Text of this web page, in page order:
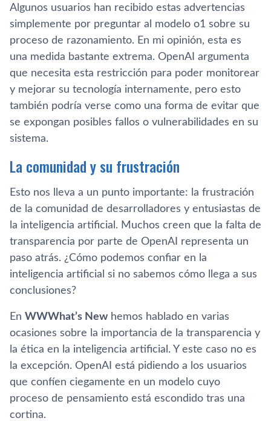
Algunos usuarios han recibido estas advertencias
simplemente por preguntar al modelo o1 sobre su
proceso de razonamiento. En mi opinión, esta es
una medida bastante extrema. OpenAI argumenta
que necesita esta restricción para poder monitorear
y mejorar su tecnología internamente, pero esto
también podría verse como una forma de evitar que
se expongan posibles fallos o vulnerabilidades en su
sistema.
La comunidad y su frustración
Esto nos lleva a un punto importante: la frustración
de la comunidad de desarrolladores y entusiastas de
la inteligencia artificial. Muchos creen que la falta de
transparencia por parte de OpenAI representa un
paso atrás. ¿Cómo podemos confiar en la
inteligencia artificial si no sabemos cómo llega a sus
conclusiones?
En WWWhat’s New hemos hablado en varias
ocasiones sobre la importancia de la transparencia y
la ética en la inteligencia artificial. Y este caso no es
la excepción. OpenAI está pidiendo a los usuarios
que confíen ciegamente en un modelo cuyo
proceso de pensamiento está escondido tras una
cortina.